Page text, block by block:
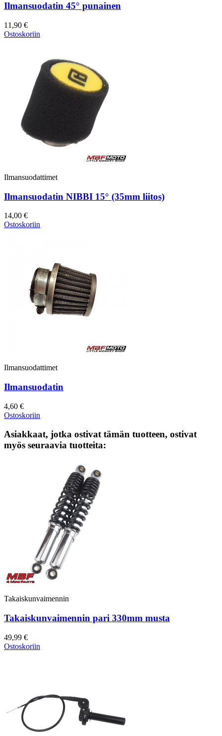
Ilmansuodatin 45° punainen
11,90 €
Ostoskoriin
Ilmansuodattimet
Ilmansuodatin NIBBI 15° (35mm liitos)
14,00 €
Ostoskoriin
Ilmansuodattimet
Ilmansuodatin
4,60 €
Ostoskoriin
Asiakkaat, jotka ostivat tämän tuotteen, ostivat
myös seuraavia tuotteita:
Takaiskunvaimennin
Takaiskunvaimennin pari 330mm musta
49,99 €
Ostoskoriin